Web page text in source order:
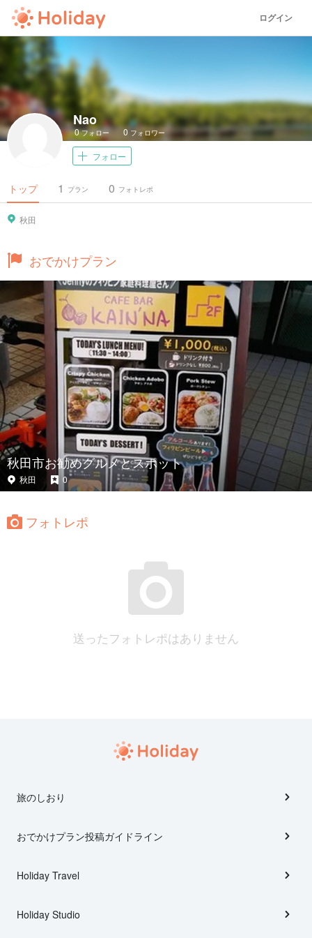
ログイン
Nao
0フォロー 0 フォロワー
フォロー
トップ プラン
1 フォトレポ
0
秋田
おでかけプラン
秋田市お勧めグルメとスポット
秋田 0
フォトレポ
送ったフォトレポはありません
旅のしおり
おでかけプラン投稿ガイドライン
Holiday Travel
Holiday Studio